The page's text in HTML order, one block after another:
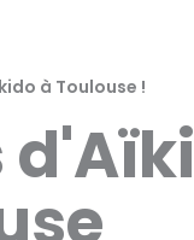
à Toulouse !